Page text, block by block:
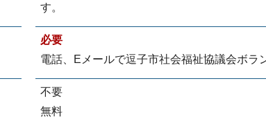
す。
必要
電話、Eメールで逗子市社会福祉協議会ボラ
不要
無料